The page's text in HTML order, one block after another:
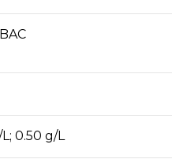
0.50 g/L